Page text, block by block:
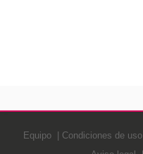
Equipo Condiciones de uso